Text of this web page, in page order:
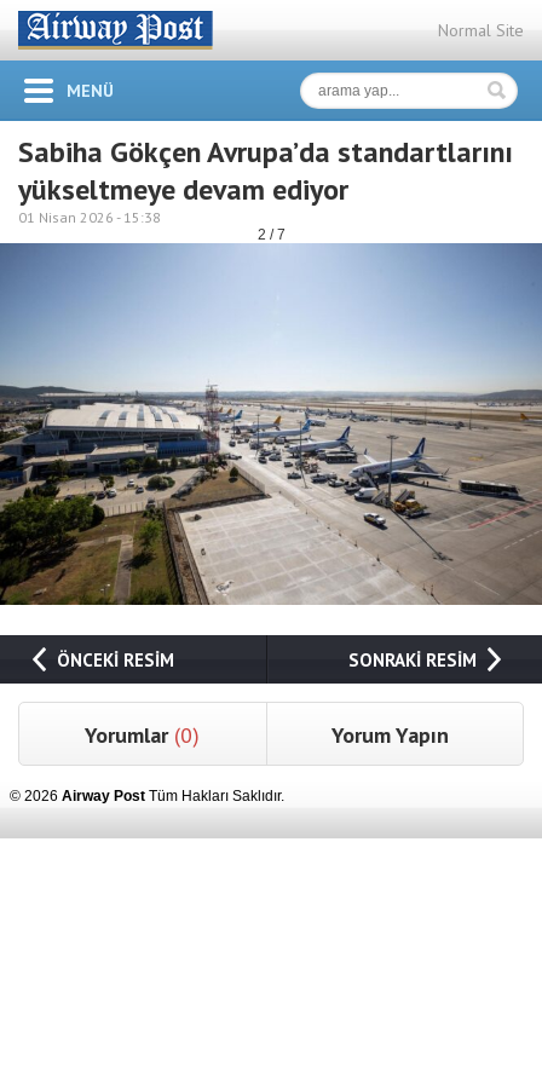
Normal Site
MENÜ
Sabiha Gökçen Avrupa’da standartlarını
yükseltmeye devam ediyor
01 Nisan 2026 - 15:38
2 / 7
ÖNCEKİ RESİM SONRAKİ RESİM
Yorumlar (0) Yorum Yapın
© 2026 Airway Post Tüm Hakları Saklıdır.